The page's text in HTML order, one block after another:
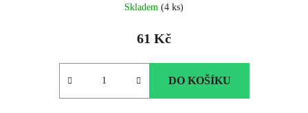
Skladem (4 ks)
61 Kč
DO KOŠÍKU